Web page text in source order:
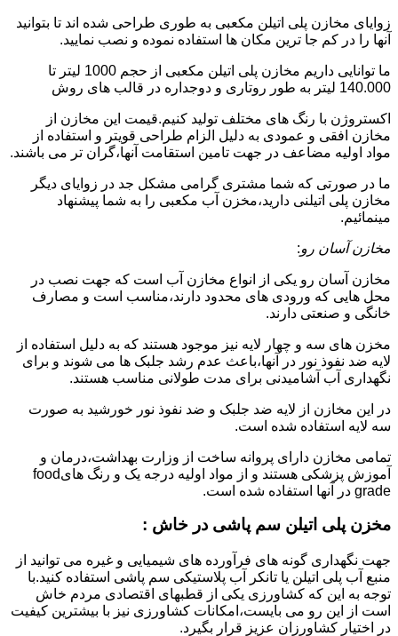
زوایای مخازن پلی اتیلن مکعبی به طوری طراحی شده اند تا بتوانید
آنها را در کم جا ترین مکان ها استفاده نموده و نصب نمایید.
ما توانایی داریم مخازن پلی اتیلن مکعبی از حجم 1000 لیتر تا
140.000 لیتر به طور روتاری و دوجداره در قالب های روش
اکستروژن با رنگ های مختلف تولید کنیم.قیمت این مخازن از
مخازن افقی و عمودی به دلیل الزام طراحی قویتر و استفاده از
مواد اولیه مضاعف در جهت تامین استقامت آنها،گران تر می باشند.
ما در صورتی که شما مشتری گرامی مشکل جد در زوایای دیگر
مخازن پلی اتیلنی دارید،مخزن آب مکعبی را به شما پیشنهاد
مینمائیم.
مخازن آسان رو:
مخازن آسان رو یکی از انواع مخازن آب است که جهت نصب در
محل هایی که ورودی های محدود دارند،مناسب است و مصارف
خانگی و صنعتی دارند.
مخزن های سه و چهار لایه نیز موجود هستند که به دلیل استفاده از
لایه ضد نفوذ نور در آنها،باعث عدم رشد جلبک ها می شوند و برای
نگهداری آب آشامیدنی برای مدت طولانی مناسب هستند.
در این مخازن از لایه ضد جلبک و ضد نفوذ نور خورشید به صورت
سه لایه استفاده شده است.
تمامی مخازن دارای پروانه ساخت از وزارت بهداشت،درمان و
آموزش پزشکی هستند و از مواد اولیه درجه یک و رنگ هایfood
grade در آنها استفاده شده است.
مخزن پلی اتیلن سم پاشی در خاش :
جهت نگهداری گونه های فرآورده های شیمیایی و غیره می توانید از
منبع آب پلی اتیلن یا تانکر آب پلاستیکی سم پاشی استفاده کنید.با
توجه به این که کشاورزی یکی از قطبهای اقتصادی مردم خاش
است از این رو می بایست،امکانات کشاورزی نیز با بیشترین کیفیت
در اختیار کشاورزان عزیز قرار بگیرد.